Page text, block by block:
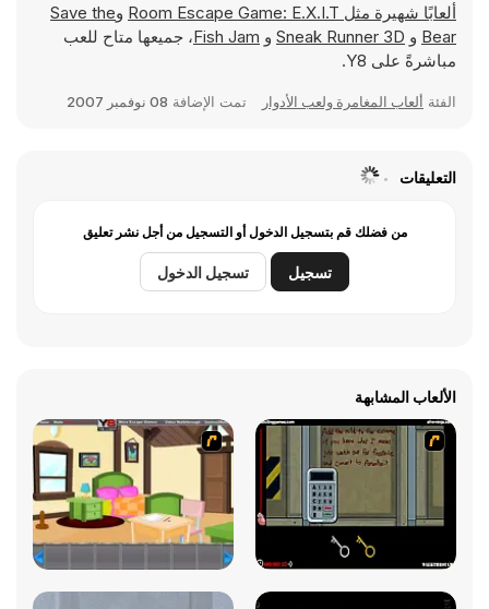
ألعابًا شهيرة مثل Room Escape Game: E.X.I.T وSave the
Bear و Sneak Runner 3D و Fish Jam، جميعها متاح للعب
مباشرةً على Y8.
الفئة ألعاب المغامرة ولعب الأدوار تمت الإضافة 08 نوفمبر 2007
التعليقات
من فضلك قم بتسجيل الدخول أو التسجيل من أجل نشر تعليق
تسجيل تسجيل الدخول
الألعاب المشابهة